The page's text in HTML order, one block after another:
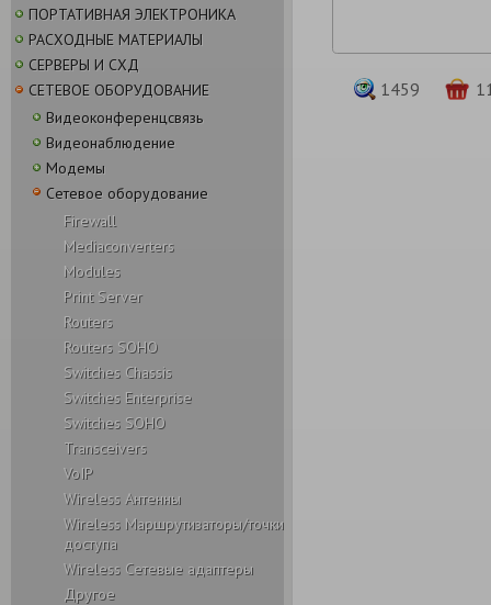
ПОРТАТИВНАЯ ЭЛЕКТРОНИКА
РАСХОДНЫЕ МАТЕРИАЛЫ
СЕРВЕРЫ И СХД
СЕТЕВОЕ ОБОРУДОВАНИЕ
Видеоконференцсвязь
Видеонаблюдение
Модемы
Сетевое оборудование
Firewall
Mediaсonverters
Modules
Print Server
Routers
Routers SOHO
Switches Chassis
Switches Enterprise
Switches SOHO
Transceivers
VoIP
Wireless Антенны
Wireless Маршрутизаторы/точки
доступа
Wireless Сетевые адаптеры
Другое
1459